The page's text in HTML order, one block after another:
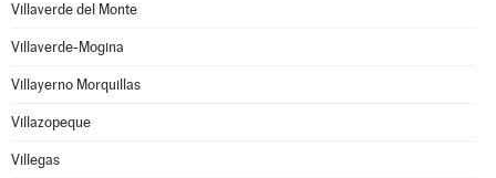
Villaverde del Monte
Villaverde-Mogina
Villayerno Morquillas
Villazopeque
Villegas